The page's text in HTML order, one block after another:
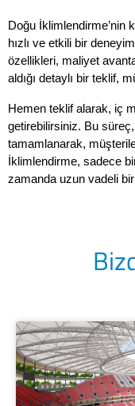
Doğu İklimlendirme’nin
hızlı ve etkili bir
özellikleri, maliyet
aldığı detaylı bir teklif,
Hemen teklif alarak, iç
getirebilirsiniz. Bu
tamamlanarak,
İklimlendirme, sadece
zamanda uzun vadeli